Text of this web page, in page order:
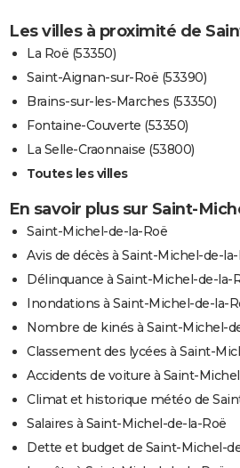
Les villes à proximité de
La Roë (53350)
Saint-Aignan-sur-Roë (53390)
Brains-sur-les-Marches (53350)
Fontaine-Couverte (53350)
La Selle-Craonnaise (53800)
Toutes les villes
En savoir plus sur Saint-
Saint-Michel-de-la-Roë
Avis de décès à Saint-Michel-de-
Délinquance à Saint-Michel-de-la-
Inondations à Saint-Michel-de-la-
Nombre de kinés à Saint-Michel-
Classement des lycées à Saint-
Accidents de voiture à Saint-
Climat et historique météo de
Salaires à Saint-Michel-de-la-Roë
Dette et budget de Saint-Michel-